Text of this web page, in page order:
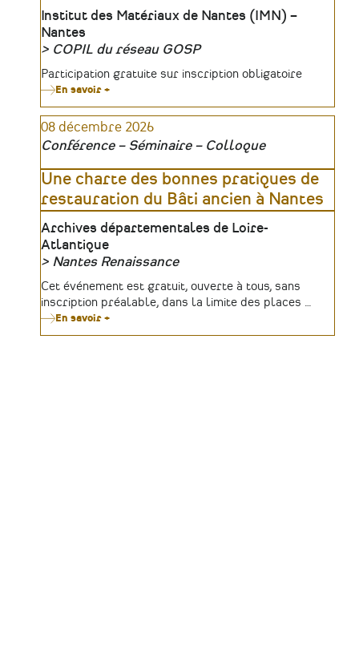
Lieu
Institut des Matériaux de Nantes (IMN) –
Nantes
Organisateur
COPIL du réseau GOSP
Tarifs
Participation gratuite sur inscription obligatoire
En savoir +
Réseau
GOSP
(Grand
Ouest
Sciences
du
Patrimoine)
08 décembre 2026
Conférence – Séminaire – Colloque
Une charte des bonnes pratiques de
restauration du Bâti ancien à Nantes
Lieu
Archives départementales de Loire-
Atlantique
Organisateur
Nantes Renaissance
Tarifs
Cet événement est gratuit, ouverte à tous, sans
inscription préalable, dans la limite des places …
En savoir +